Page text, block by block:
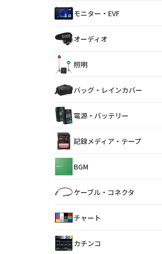
モニター・EVF
オーディオ
照明
バッグ・レインカバー
電源・バッテリー
記録メディア・テープ
BGM
ケーブル・コネクタ
チャート
カチンコ